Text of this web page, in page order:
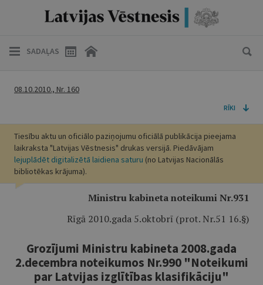
SADAĻAS
08.10.2010., Nr. 160
RĪKI
Tiesību aktu un oficiālo paziņojumu oficiālā publikācija pieejama
laikraksta "Latvijas Vēstnesis" drukas versijā. Piedāvājam
lejuplādēt digitalizētā laidiena saturu (no Latvijas Nacionālās
bibliotēkas krājuma).
Ministru kabineta noteikumi Nr.931
Rīgā 2010.gada 5.oktobrī (prot. Nr.51 16.§)
Grozījumi Ministru kabineta 2008.gada
2.decembra noteikumos Nr.990 "Noteikumi
par Latvijas izglītības klasifikāciju"